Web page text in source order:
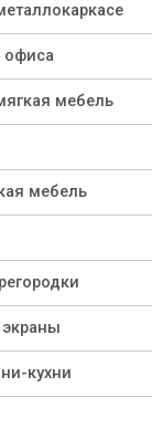
мебель
мебель
кухни